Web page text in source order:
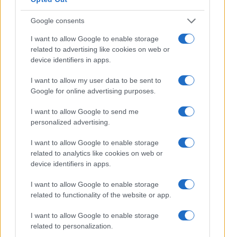
Google consents
I want to allow Google to enable storage
related to advertising like cookies on web or
device identifiers in apps.
I want to allow my user data to be sent to
Google for online advertising purposes.
I want to allow Google to send me
personalized advertising.
I want to allow Google to enable storage
related to analytics like cookies on web or
device identifiers in apps.
I want to allow Google to enable storage
related to functionality of the website or app.
I want to allow Google to enable storage
related to personalization.
les employés, l’avantage est que l’entreprise doit les
rappeler lorsque l’activité reprend. Pour le gouvernement,
l’avantage est que ces personnes ne sont pas comptées
comme chômeurs, même s’ils connaissent de nombreux
mois sans salaire.
Il reste 75.15% de l’article à lire. Le reste de l’article est
réservé aux abonnés.
AUTEUR
Infos Rédaction